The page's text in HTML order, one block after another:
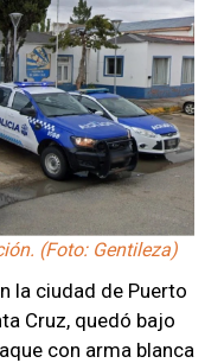
(Foto: Gentileza)
la ciudad de Puerto
Cruz, quedó bajo
con arma blanca